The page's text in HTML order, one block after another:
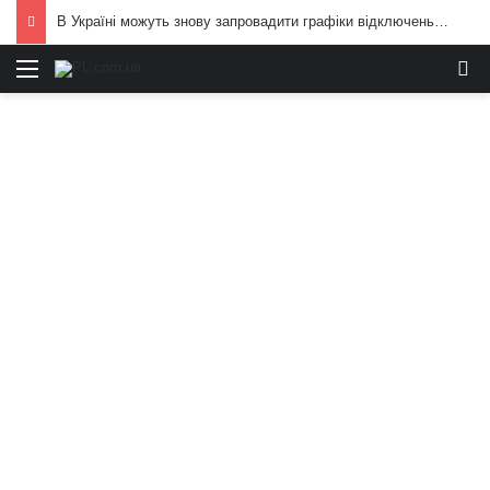
В Україні можуть знову запровадити графіки відключень електроенергії: що вже відомо
Меню